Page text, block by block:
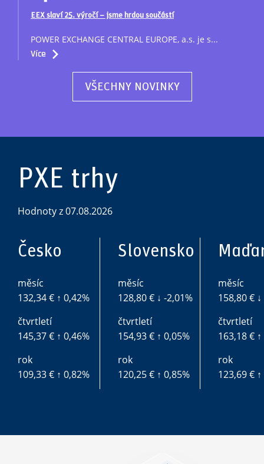
EEX slaví 25. výročí – jsme hrdou součástí
POWER EXCHANGE CENTRAL EUROPE, a.s. je s...
Více
VŠECHNY NOVINKY
PXE trhy
Hodnoty z 07.08.2026
Česko
měsíc
132,34 € ↑ 0,42%
čtvrtletí
145,37 € ↑ 0,46%
rok
109,33 € ↑ 0,82%
Slovensko
měsíc
128,80 € ↓ -2,01%
čtvrtletí
154,93 € ↑ 0,05%
rok
120,25 € ↑ 0,85%
měsíc
158,80 €
čtvrtletí
163,18 €
rok
123,69 €